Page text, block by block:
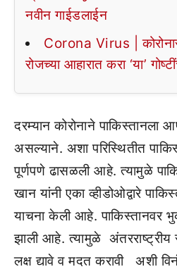
नवीन गाईडलाईन
Corona Virus |
रोजच्या आहारात करा ‘या’
दरम्यान कोरोनाने पाकिस्तानला
असल्याने. अशा परिस्थितीत
पूर्णपणे ढासळली आहे. त्यामुळे
खान यांनी एका व्हीडोओद्वारे
याचना केली आहे. पाकिस्तानवर
झाली आहे. त्यामुळे
लक्ष द्यावे व मदत करावी अशी